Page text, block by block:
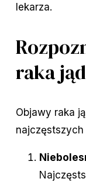
lekarza.
raka
Objawy raka
najczęstszych